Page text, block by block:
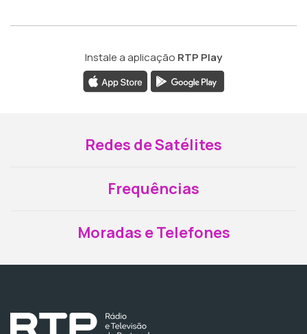
Instale a aplicação RTP Play
Redes de Satélites
Frequências
Moradas e Telefones